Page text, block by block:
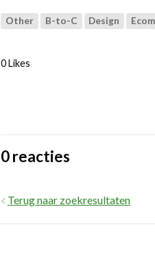
Other B-to-C Design
0 Likes
0 reacties
Terug naar zoekresultaten